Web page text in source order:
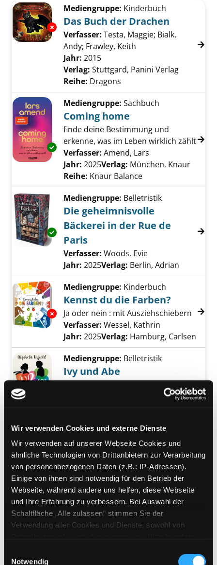
Wir verwenden Cookies und externe Dienste
Wir verwenden auf unserer Webseite Cookies und
ähnliche Technologien von Drittanbietern zur Verarbeitung
von personenbezogenen Daten (z.B.: IP-Adressen).
Einige von ihnen sind notwendig für den Betrieb der
Webseite, während andere uns helfen, diese Webseite
und Ihre Erfahrung zu verbessern. Bei Auswahl der
Schaltfläche „Alle zulassen“ stimmen Sie der
Verwendung aller Cookies und Dienste, sowohl von
Cookies von Drittanbietern, eine Verarbeitung in
Notwendig
Zu den Suchfiltern springen
Exemplar-Details von Das Buch der Drachen
Mediengruppe: Kinderbuch
Das Buch der Drachen
Verfasser: Testa, Maggie; Bialk,
Andy; Frawley, Keith Suche nach diesem
Jahr: 2015
Verlag: Stuttgard, Panini Verlag
Reihe: Dragons
Exemplar-Details von Coming home anzeigen
Mediengruppe: Sachbuch
Coming home
finde deine Bestimmung und
erkenne, was im Leben wirklich zählt
Verfasser: Amend, Lars
Jahr: 2025Verlag: München, Knaur
Reihe: Knaur Balance
Exemplar-Details von Die geheimnisvolle
Mediengruppe: Belletristik
Die geheimnisvolle
Bäckerei in der Rue de
Paris
Verfasser: Woods, Evie
Jahr: 2025Verlag: Berlin, Adrian
Exemplar-Details von Kennst du die Farben?
Mediengruppe: Kinderbuch
Kennst du die Farben?
Ja oder nein : mit Ausziehschiebern
Verfasser: Wessel, Kathrin
Jahr: 2025Verlag: Hamburg, Carlsen
Exemplar-Details von Ivy und Abe anzeigen
Mediengruppe: Belletristik
Ivy und Abe
Enfield, ElizabethSuche nach
Exemplar-Details von Die Kraft der
Mediengruppe:Sachbuch
Die Kraft der
Hochsensibilität
lasse alle Zweifel los und vertraue
auf deine Bestimmung
Verfasser:Spezzano, Charles Suche
Jahr:2025
Verlag: Petersberg, Verlag Via Nova